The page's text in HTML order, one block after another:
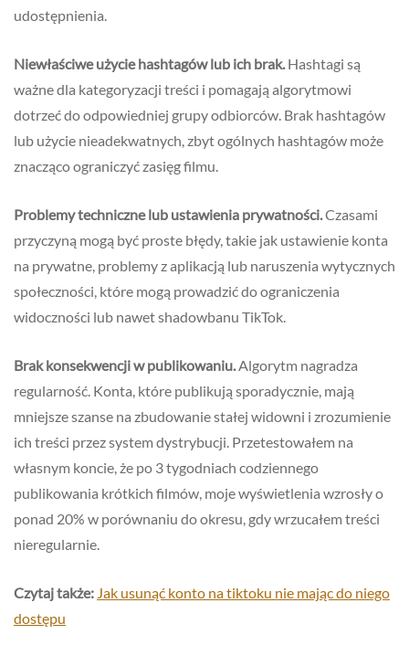
udostępnienia.
Niewłaściwe użycie hashtagów lub ich brak.Hashtagi są
ważne dla kategoryzacji treści i pomagają algorytmowi
dotrzeć do odpowiedniej grupy odbiorców. Brak hashtagów
lub użycie nieadekwatnych, zbyt ogólnych hashtagów może
znacząco ograniczyć zasięg filmu.
Problemy techniczne lub ustawienia prywatności.Czasami
przyczyną mogą być proste błędy, takie jak ustawienie konta
na prywatne, problemy z aplikacją lub naruszenia wytycznych
społeczności, które mogą prowadzić do ograniczenia
widoczności lub nawet shadowbanu TikTok.
Brak konsekwencji w publikowaniu.Algorytm nagradza
regularność. Konta, które publikują sporadycznie, mają
mniejsze szanse na zbudowanie stałej widowni i zrozumienie
ich treści przez system dystrybucji. Przetestowałem na
własnym koncie, że po 3 tygodniach codziennego
publikowania krótkich filmów, moje wyświetlenia wzrosły o
ponad 20% w porównaniu do okresu, gdy wrzucałem treści
nieregularnie.
Czytaj także: Jak usunąć konto na tiktoku nie mając do niego
dostępu